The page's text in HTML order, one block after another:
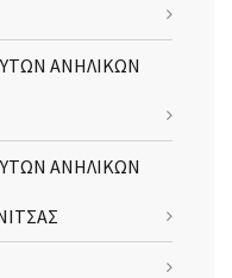
ΑΝΗΛΙΚΩΝ
ΑΝΗΛΙΚΩΝ